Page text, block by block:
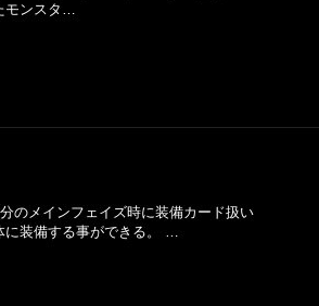
モンスタ…
のメインフェイズ時に装備カード扱い
に装備する事ができる。 …